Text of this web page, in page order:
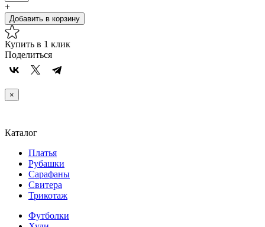
+
Добавить в корзину
Купить в 1 клик
Поделиться
×
Каталог
Платья
Рубашки
Сарафаны
Свитера
Трикотаж
Футболки